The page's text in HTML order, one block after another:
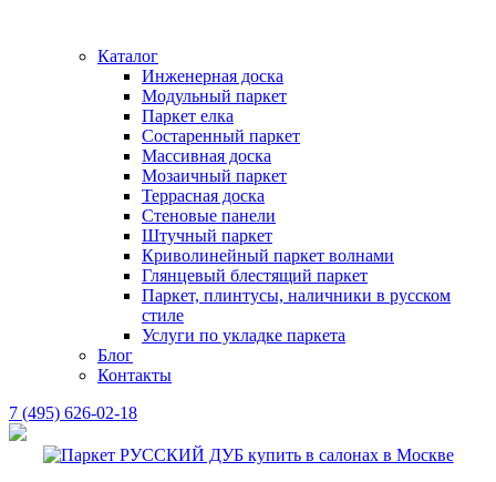
Каталог
Инженерная доска
Модульный паркет
Паркет елка
Состаренный паркет
Массивная доска
Мозаичный паркет
Террасная доска
Стеновые панели
Штучный паркет
Криволинейный паркет волнами
Глянцевый блестящий паркет
Паркет, плинтусы, наличники в русском
стиле
Услуги по укладке паркета
Блог
Контакты
7 (495) 626-02-18